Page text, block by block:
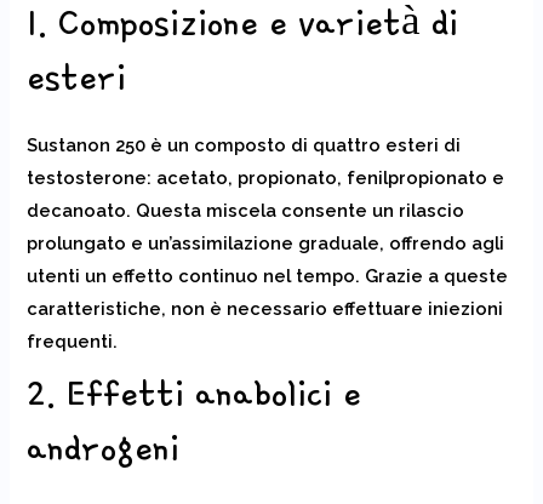
1. Composizione e varietà di
esteri
Sustanon 250 è un composto di quattro esteri di
testosterone: acetato, propionato, fenilpropionato e
decanoato. Questa miscela consente un rilascio
prolungato e un’assimilazione graduale, offrendo agli
utenti un effetto continuo nel tempo. Grazie a queste
caratteristiche, non è necessario effettuare iniezioni
frequenti.
2. Effetti anabolici e
androgeni